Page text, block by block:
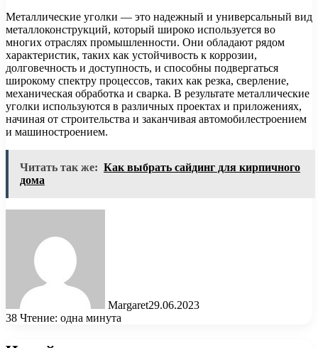
Металлические уголки — это надежный и универсальный вид
металлоконструкций, который широко используется во
многих отраслях промышленности. Они обладают рядом
характеристик, таких как устойчивость к коррозии,
долговечность и доступность, и способны подвергаться
широкому спектру процессов, таких как резка, сверление,
механическая обработка и сварка. В результате металлические
уголки используются в различных проектах и приложениях,
начиная от строительства и заканчивая автомобилестроением
и машиностроением.
Читать так же: Как выбрать сайдинг для кирпичного
дома
Margaret29.06.2023
38 Чтение: одна минута